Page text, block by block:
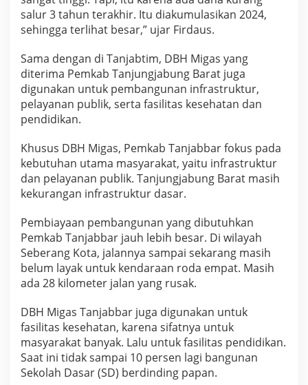
salur 3 tahun terakhir. Itu diakumulasikan 2024,
sehingga terlihat besar,” ujar Firdaus.
Sama dengan di Tanjabtim, DBH Migas yang
diterima Pemkab Tanjungjabung Barat juga
digunakan untuk pembangunan infrastruktur,
pelayanan publik, serta fasilitas kesehatan dan
pendidikan.
Khusus DBH Migas, Pemkab Tanjabbar fokus pada
kebutuhan utama masyarakat, yaitu infrastruktur
dan pelayanan publik. Tanjungjabung Barat masih
kekurangan infrastruktur dasar.
Pembiayaan pembangunan yang dibutuhkan
Pemkab Tanjabbar jauh lebih besar. Di wilayah
Seberang Kota, jalannya sampai sekarang masih
belum layak untuk kendaraan roda empat. Masih
ada 28 kilometer jalan yang rusak.
DBH Migas Tanjabbar juga digunakan untuk
fasilitas kesehatan, karena sifatnya untuk
masyarakat banyak. Lalu untuk fasilitas pendidikan.
Saat ini tidak sampai 10 persen lagi bangunan
Sekolah Dasar (SD) berdinding papan.